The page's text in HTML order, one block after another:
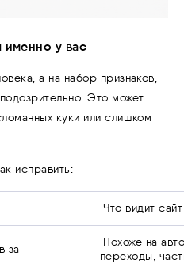
именно у вас
а на набор признаков,
Это может
куки или слишком
исправить:
Что видит сайт
за
Похоже на
переходы,